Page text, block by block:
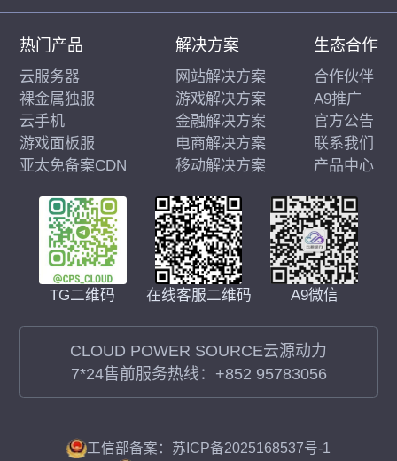
TG二维码 在线客服二维码 A9微信
CLOUD POWER SOURCE云源动力
7*24售前服务热线： +852 95783056
热门产品
云服务器
裸金属独服
云手机
游戏面板服
亚太免备案CDN
解决方案
网站解决方案
游戏解决方案
金融解决方案
电商解决方案
移动解决方案
生态合作
合作伙伴
A9推广
官方公告
联系我们
产品中心
工信部备案：苏ICP备2025168537号-1